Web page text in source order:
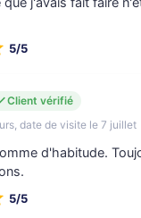
5/5
Client vérifié
date de visite le 7 juillet
d'habitude.
5/5